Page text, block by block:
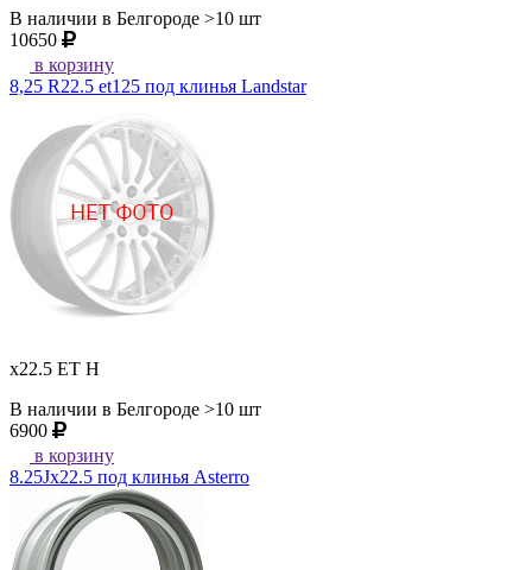
В наличии в Белгороде >10 шт
10650
в корзину
8,25 R22.5 et125 под клинья Landstar
x22.5 ET H
В наличии в Белгороде >10 шт
6900
в корзину
8.25Jx22.5 под клинья Asterro